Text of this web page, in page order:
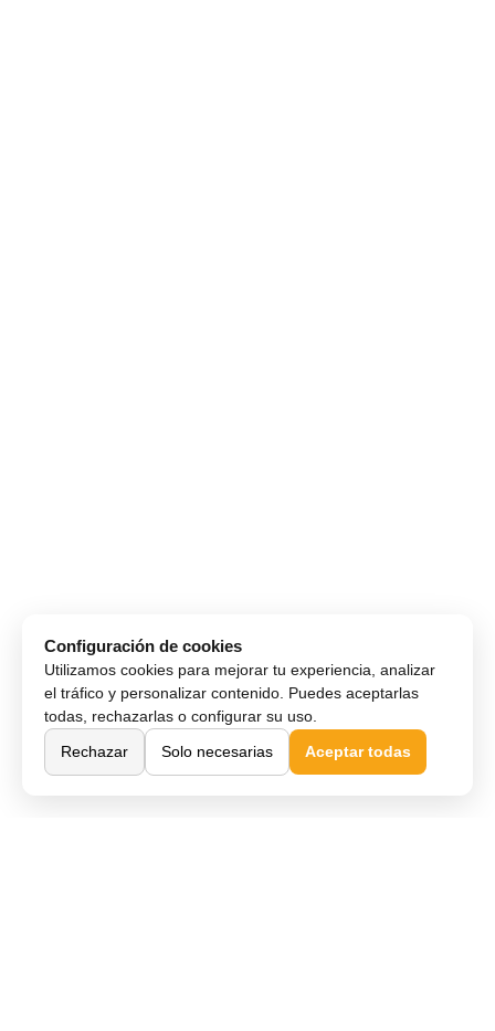
Configuración de cookies
Utilizamos cookies para mejorar tu experiencia, analizar
el tráfico y personalizar contenido. Puedes aceptarlas
todas, rechazarlas o configurar su uso.
Rechazar
Solo necesarias Aceptar todas